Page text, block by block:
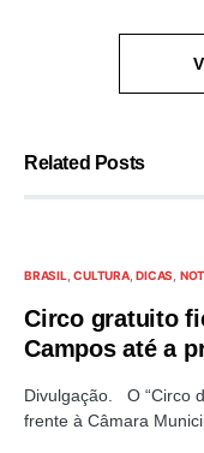
Related Posts
BRASIL CULTURA DICAS
Circo gratuito
Campos até a
Divulgação. O “Circo
frente à Câmara